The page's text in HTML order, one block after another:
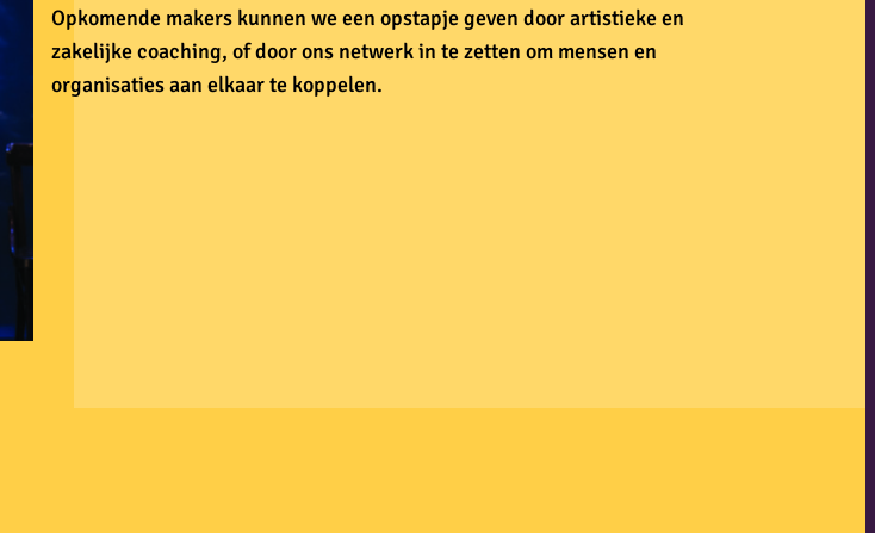
Opkomende makers kunnen we een opstapje geven door artistieke en
zakelijke coaching, of door ons netwerk in te zetten om mensen en
organisaties aan elkaar te koppelen.